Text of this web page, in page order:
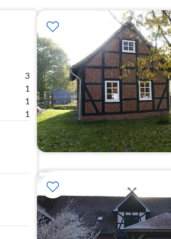
3
1
1
1